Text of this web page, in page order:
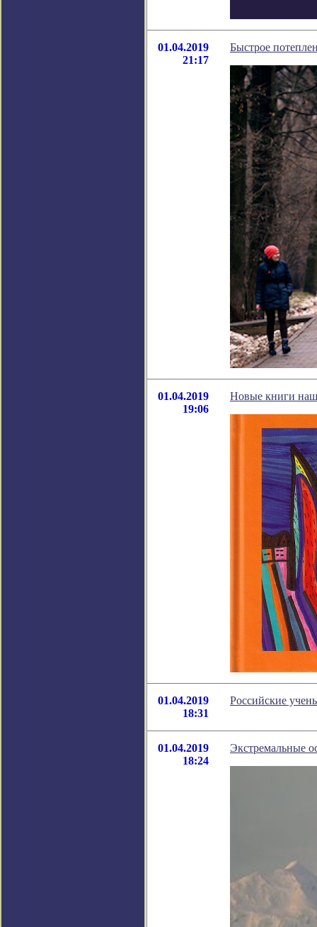
01.04.2019
21:17
Быстрое
01.04.2019
19:06
Новые книги
01.04.2019
18:31
Российские
01.04.2019
18:24
Экстремальные